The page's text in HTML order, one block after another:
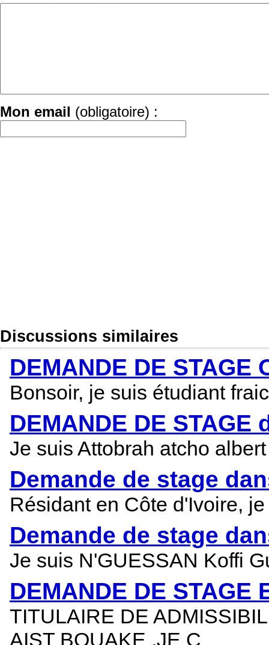
Mon email (obligatoire) :
Discussions similaires
DEMANDE DE STAGE
Bonsoir, je suis étudiant
DEMANDE DE
Je suis Attobrah atcho
Demande de stage
Résidant en Côte d'Ivoire,
Demande de stage
Je suis N'GUESSAN Koffi
DEMANDE DE STAGE
TITULAIRE DE
AIST BOUAKE .JE C